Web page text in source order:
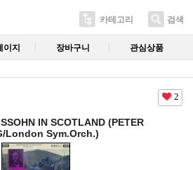
카테고리 검색
이지 장바구니 관심상품
2
IN SCOTLAND (PETER
London Sym.Orch.)